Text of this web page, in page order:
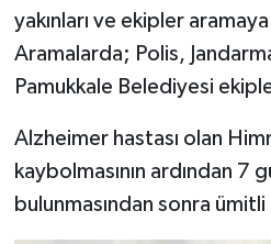
yakınları ve ekipler
Aramalarda; Polis,
Pamukkale Belediyesi
Alzheimer hastası olan
kaybolmasının ardından 7
bulunmasından sonra